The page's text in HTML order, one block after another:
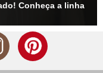
Conheça a linha